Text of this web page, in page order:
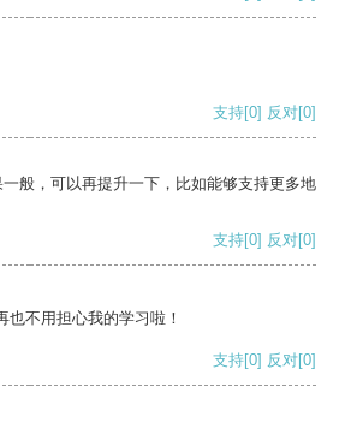
支持[0] 反对[0]
般，可以再提升一下，比如能够支持更多地
支持[0] 反对[0]
也不用担心我的学习啦！
支持[0] 反对[0]